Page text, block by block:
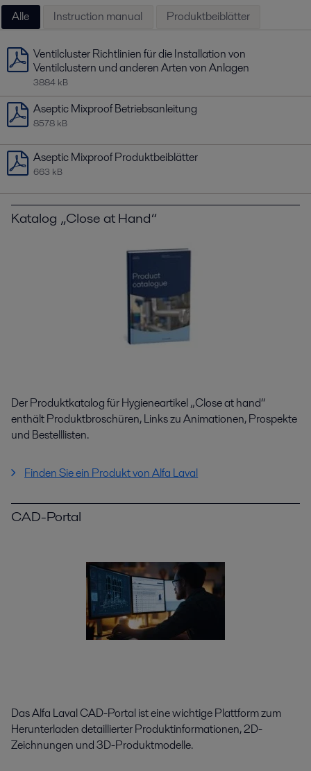
Alle Instruction manual Produktbeiblätter
Ventilcluster Richtlinien für die Installation von
Ventilclustern und anderen Arten von Anlagen
3884 kB
Aseptic Mixproof Betriebsanleitung
8578 kB
Aseptic Mixproof Produktbeiblätter
663 kB
Katalog „Close at Hand“
Der Produktkatalog für Hygieneartikel „Close at hand“
enthält Produktbroschüren, Links zu Animationen, Prospekte
und Bestelllisten.
Finden Sie ein Produkt von Alfa Laval
CAD-Portal
Das Alfa Laval CAD-Portal ist eine wichtige Plattform zum
Herunterladen detaillierter Produktinformationen, 2D-
Zeichnungen und 3D-Produktmodelle.